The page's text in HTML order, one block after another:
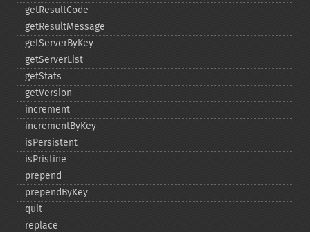
getResultCode
getResultMessage
getServerByKey
getServerList
getStats
getVersion
increment
incrementByKey
isPersistent
isPristine
prepend
prependByKey
quit
replace